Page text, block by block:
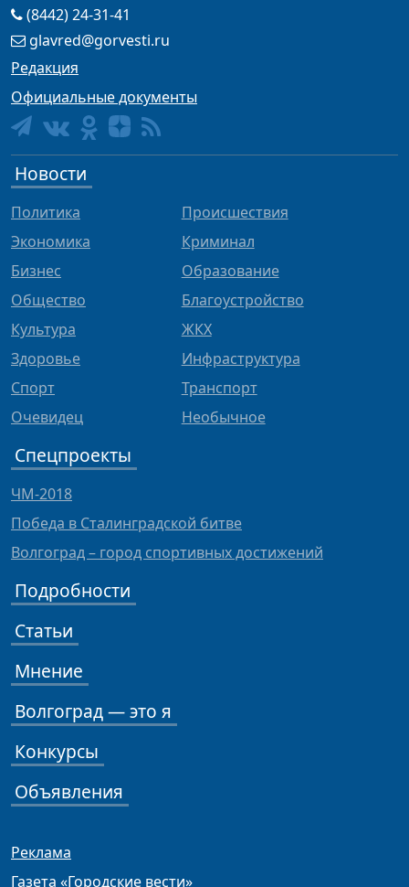
(8442) 24-31-41
glavred@gorvesti.ru
Редакция
Официальные документы
Новости
Политика
Экономика
Бизнес
Общество
Культура
Здоровье
Спорт
Очевидец
Происшествия
Криминал
Образование
Благоустройство
ЖКХ
Инфраструктура
Транспорт
Необычное
Спецпроекты
ЧМ-2018
Победа в Сталинградской битве
Волгоград – город спортивных достижений
Подробности
Статьи
Мнение
Волгоград — это я
Конкурсы
Объявления
Реклама
Газета «Городские вести»